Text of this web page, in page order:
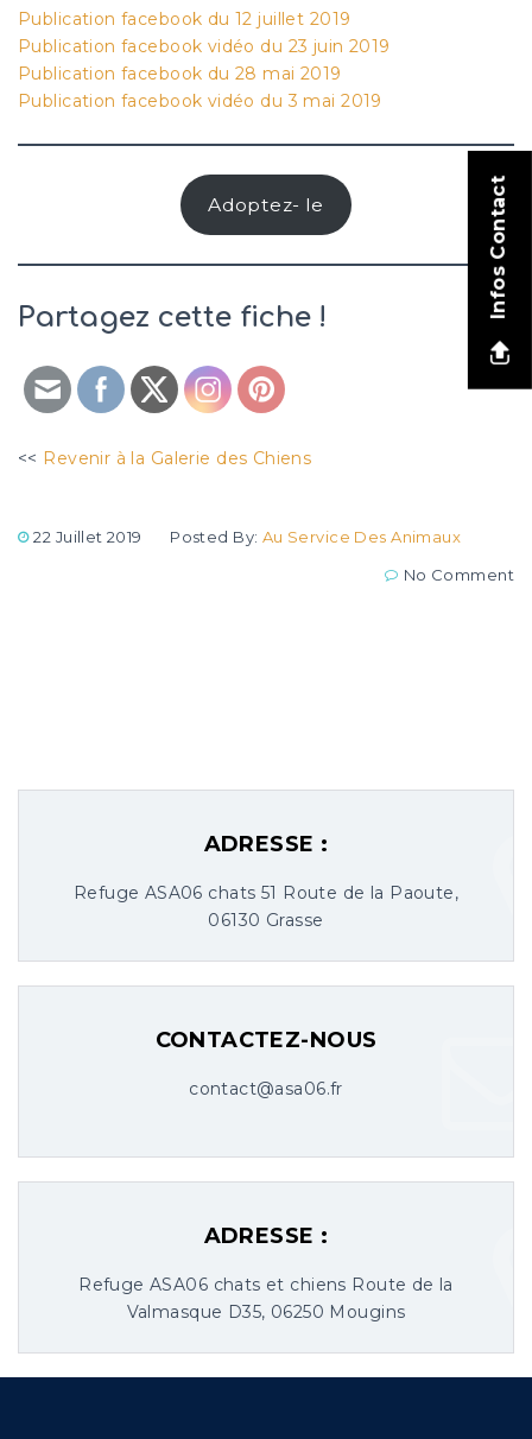
Publication facebook du 12 juillet 2019
Publication facebook vidéo du 23 juin 2019
Publication facebook du 28 mai 2019
Publication facebook vidéo du 3 mai 2019
Adoptez- le
Partagez cette fiche !
<< Revenir à la Galerie des Chiens
22 Juillet 2019 Posted By: Au Service Des Animaux
No Comment
ADRESSE :
Refuge ASA06 chats 51 Route de la Paoute,
06130 Grasse
CONTACTEZ-NOUS
contact@asa06.fr
ADRESSE :
Refuge ASA06 chats et chiens Route de la
Valmasque D35, 06250 Mougins
Infos Contact